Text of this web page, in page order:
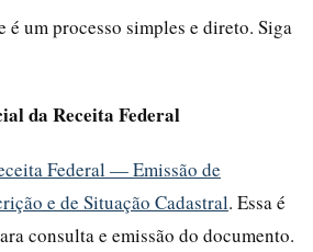
um processo simples e direto. Siga
da Receita Federal
Federal — Emissão de
e de Situação Cadastral. Essa é
consulta e emissão do documento.